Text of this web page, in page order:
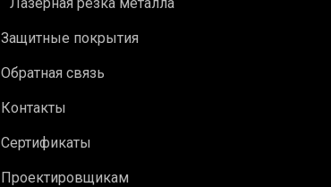
Защитные покрытия
Обратная связь
Контакты
Сертификаты
Проектировщикам